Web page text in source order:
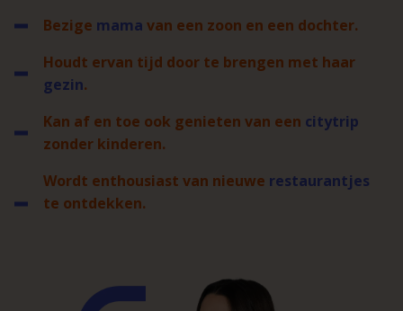
Bezige mama van een zoon en een dochter.
Houdt ervan tijd door te brengen met haar
gezin.
Kan af en toe ook genieten van een citytrip
zonder kinderen.
Wordt enthousiast van nieuwe restaurantjes
te ontdekken.